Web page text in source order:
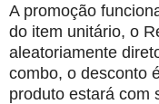
A promoção
do item unitário, o
aleatoriamente
combo, o desconto
produto estará com